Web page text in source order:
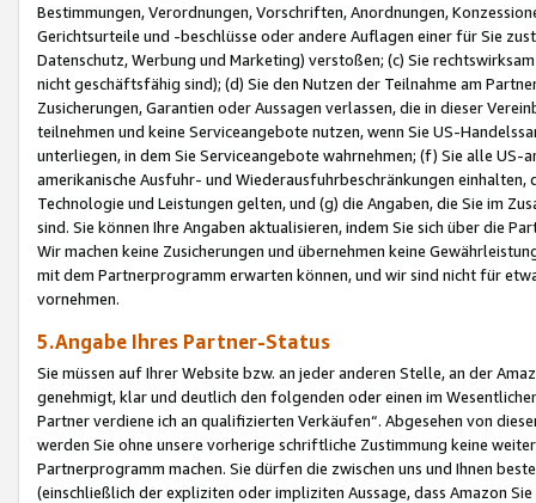
Bestimmungen, Verordnungen, Vorschriften, Anordnungen,
Gerichtsurteile und -beschlüsse oder andere Auflagen einer für Sie
Datenschutz, Werbung und Marketing) verstoßen; (c) Sie
nicht geschäftsfähig sind); (d) Sie den Nutzen der Teilnahme am
Zusicherungen, Garantien oder Aussagen verlassen, die in dieser
teilnehmen und keine Serviceangebote nutzen, wenn Sie US-
unterliegen, in dem Sie Serviceangebote wahrnehmen; (f) Sie alle
amerikanische Ausfuhr- und Wiederausfuhrbeschränkungen
Technologie und Leistungen gelten, und (g) die Angaben, die Sie im
sind. Sie können Ihre Angaben aktualisieren, indem Sie sich über die
Wir machen keine Zusicherungen und übernehmen keine
mit dem Partnerprogramm erwarten können, und wir sind nicht für
vornehmen.
5.Angabe Ihres Partner-Status
Sie müssen auf Ihrer Website bzw. an jeder anderen Stelle, an der
genehmigt, klar und deutlich den folgenden oder einen im
Partner verdiene ich an qualifizierten Verkäufen“. Abgesehen von
werden Sie ohne unsere vorherige schriftliche Zustimmung keine
Partnerprogramm machen. Sie dürfen die zwischen uns und Ihnen
(einschließlich der expliziten oder impliziten Aussage, dass Amazon